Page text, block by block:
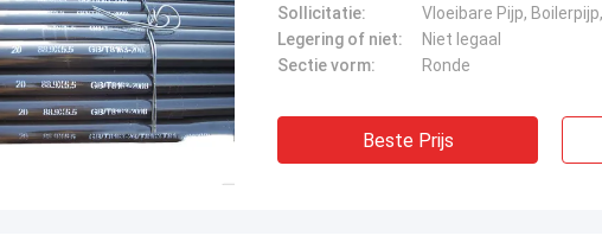
Sollicitatie:
Legering of niet:
Niet legaal
Sectie vorm:
Ronde
Beste Prijs